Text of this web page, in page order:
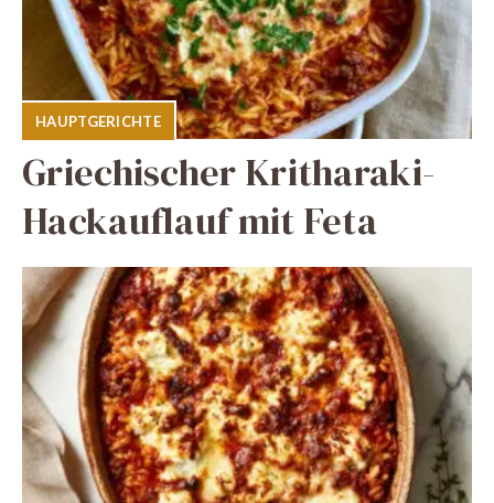
HAUPTGERICHTE
Griechischer Kritharaki-
Hackauflauf mit Feta